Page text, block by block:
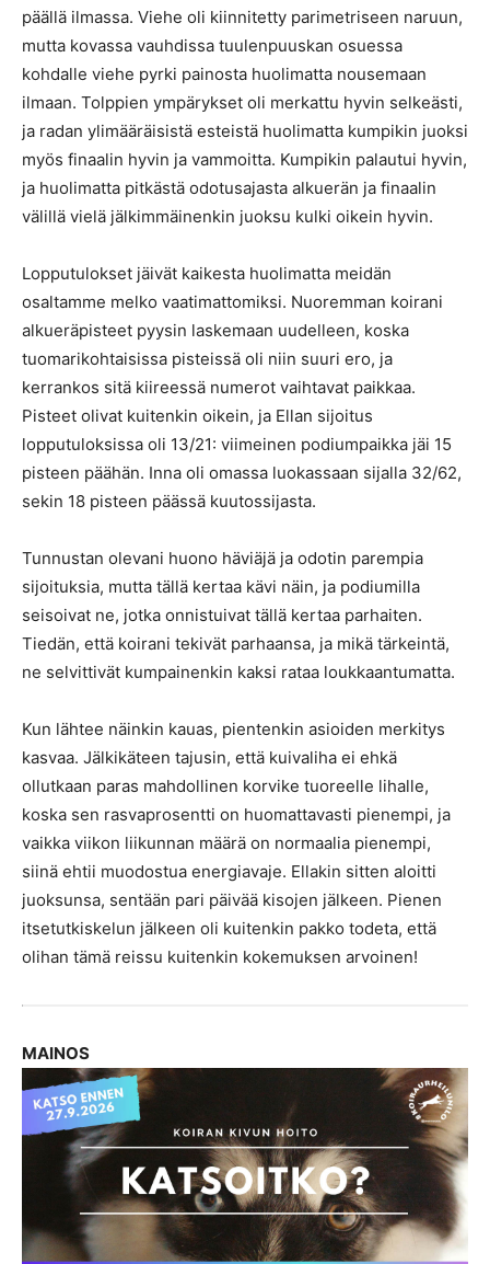
päällä ilmassa. Viehe oli kiinnitetty parimetriseen naruun,
mutta kovassa vauhdissa tuulenpuuskan osuessa
kohdalle viehe pyrki painosta huolimatta nousemaan
ilmaan. Tolppien ympärykset oli merkattu hyvin selkeästi,
ja radan ylimääräisistä esteistä huolimatta kumpikin juoksi
myös finaalin hyvin ja vammoitta. Kumpikin palautui hyvin,
ja huolimatta pitkästä odotusajasta alkuerän ja finaalin
välillä vielä jälkimmäinenkin juoksu kulki oikein hyvin.
Lopputulokset jäivät kaikesta huolimatta meidän
osaltamme melko vaatimattomiksi. Nuoremman koirani
alkueräpisteet pyysin laskemaan uudelleen, koska
tuomarikohtaisissa pisteissä oli niin suuri ero, ja
kerrankos sitä kiireessä numerot vaihtavat paikkaa.
Pisteet olivat kuitenkin oikein, ja Ellan sijoitus
lopputuloksissa oli 13/21: viimeinen podiumpaikka jäi 15
pisteen päähän. Inna oli omassa luokassaan sijalla 32/62,
sekin 18 pisteen päässä kuutossijasta.
Tunnustan olevani huono häviäjä ja odotin parempia
sijoituksia, mutta tällä kertaa kävi näin, ja podiumilla
seisoivat ne, jotka onnistuivat tällä kertaa parhaiten.
Tiedän, että koirani tekivät parhaansa, ja mikä tärkeintä,
ne selvittivät kumpainenkin kaksi rataa loukkaantumatta.
Kun lähtee näinkin kauas, pientenkin asioiden merkitys
kasvaa. Jälkikäteen tajusin, että kuivaliha ei ehkä
ollutkaan paras mahdollinen korvike tuoreelle lihalle,
koska sen rasvaprosentti on huomattavasti pienempi, ja
vaikka viikon liikunnan määrä on normaalia pienempi,
siinä ehtii muodostua energiavaje. Ellakin sitten aloitti
juoksunsa, sentään pari päivää kisojen jälkeen. Pienen
itsetutkiskelun jälkeen oli kuitenkin pakko todeta, että
olihan tämä reissu kuitenkin kokemuksen arvoinen!
MAINOS